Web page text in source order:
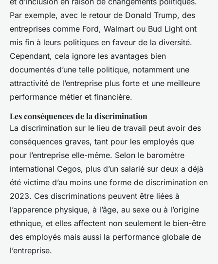
Par exemple, avec le retour de Donald Trump, des
entreprises comme Ford, Walmart ou Bud Light ont
mis fin à leurs politiques en faveur de la diversité.
Cependant, cela ignore les avantages bien
documentés d’une telle politique, notamment une
attractivité de l’entreprise plus forte et une meilleure
performance métier et financière.
Les conséquences de la discrimination
La discrimination sur le lieu de travail peut avoir des
conséquences graves, tant pour les employés que
pour l’entreprise elle-même. Selon le baromètre
international Cegos, plus d’un salarié sur deux a déjà
été victime d’au moins une forme de discrimination en
2023. Ces discriminations peuvent être liées à
l’apparence physique, à l’âge, au sexe ou à l’origine
ethnique, et elles affectent non seulement le bien-être
des employés mais aussi la performance globale de
l’entreprise.